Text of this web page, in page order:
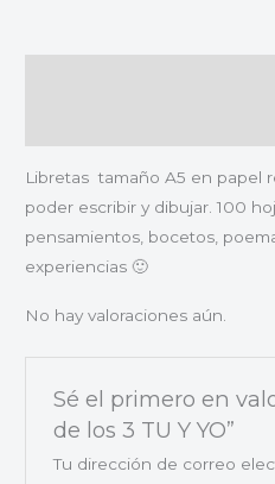
Libretas tamaño A5 en papel
poder escribir y dibujar. 100
pensamientos, bocetos,
experiencias 🙂
No hay valoraciones aún.
Sé el primero en
de los 3 TU Y YO”
Tu dirección de correo